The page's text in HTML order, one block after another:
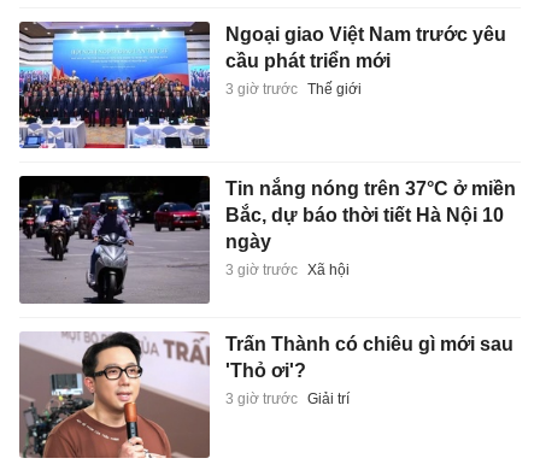
Ngoại giao Việt Nam trước yêu
cầu phát triển mới
3 giờ trước Thế giới
Tin nắng nóng trên 37°C ở miền
Bắc, dự báo thời tiết Hà Nội 10
ngày
3 giờ trước Xã hội
Trấn Thành có chiêu gì mới sau
'Thỏ ơi'?
3 giờ trước Giải trí